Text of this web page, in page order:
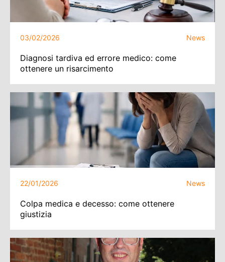
03/02/2026 News
Diagnosi tardiva ed errore medico: come
ottenere un risarcimento
22/01/2026 News
Colpa medica e decesso: come ottenere
giustizia